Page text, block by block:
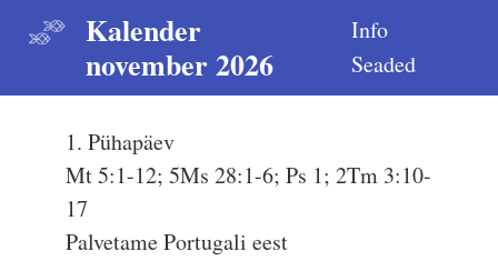
Kalender
november 2026
Info
Seaded
1. Pühapäev
Mt 5:1-12; 5Ms 28:1-6; Ps 1; 2Tm 3:10-
17
Palvetame Portugali eest